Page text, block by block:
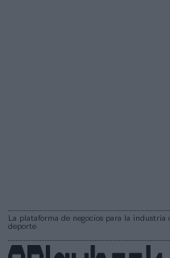
La plataforma de negocios para la industria
deporte